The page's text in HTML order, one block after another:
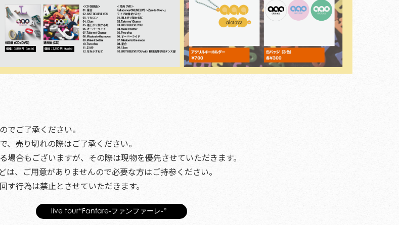
でご了承ください。
売り切れの際はご了承ください。
合もございますが、その際は現物を優先させていただきます。
、ご用意がありませんので必要な方はご持参ください。
行為は禁止とさせていただきます。
live tour“Fanfare-ファンファーレ-”